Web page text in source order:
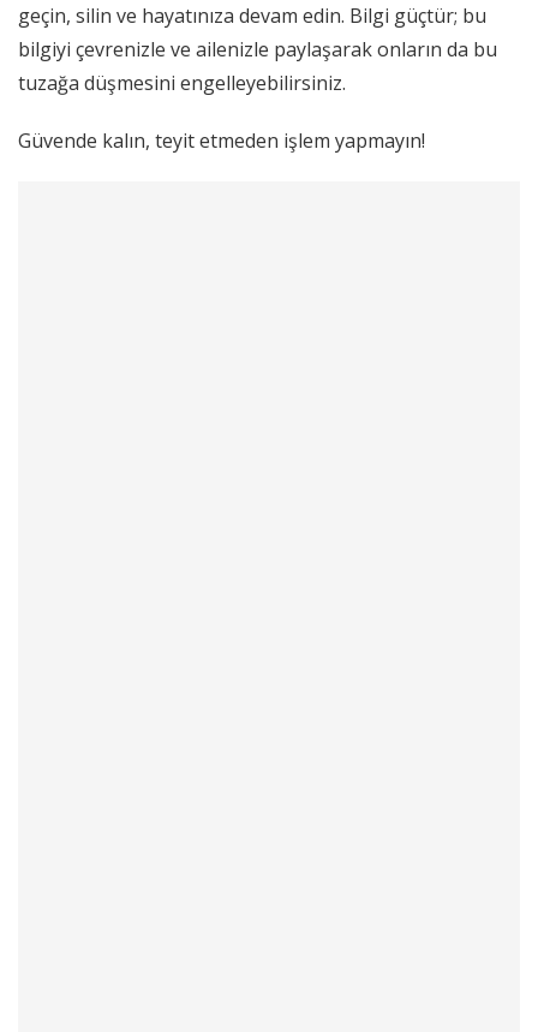
geçin, silin ve hayatınıza devam edin. Bilgi güçtür; bu
bilgiyi çevrenizle ve ailenizle paylaşarak onların da bu
tuzağa düşmesini engelleyebilirsiniz.
Güvende kalın, teyit etmeden işlem yapmayın!